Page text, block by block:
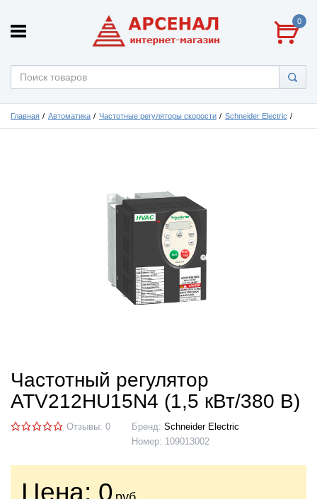
0
Главная Автоматика Частотные регуляторы скорости Schneider Electric
Частотный регулятор
ATV212HU15N4 (1,5 кВт/380 В)
Отзывы: 0 Бренд: Schneider Electric
Номер: 109013002
Цена: 0